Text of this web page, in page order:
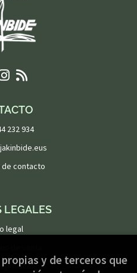
232 934
de contacto
LEGALES
legal
privacidady de terceros que